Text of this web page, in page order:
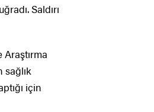
Saldırı
sağlık
için